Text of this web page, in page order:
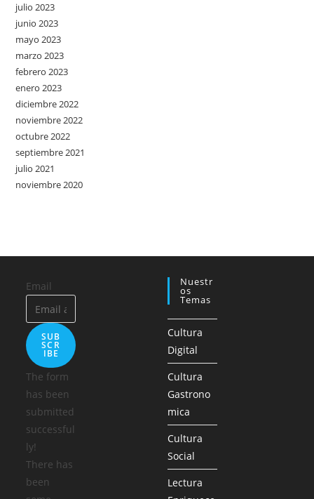
julio 2023
junio 2023
mayo 2023
marzo 2023
febrero 2023
enero 2023
diciembre 2022
noviembre 2022
octubre 2022
septiembre 2021
julio 2021
noviembre 2020
Email
SUB
SCR
IBE
The form
has been
submitted
successful
ly!
There has
been
Nuestr
Os
Temas
Cultura
Digital
Cultura
Gastrono
mica
Cultura
Social
Lectura